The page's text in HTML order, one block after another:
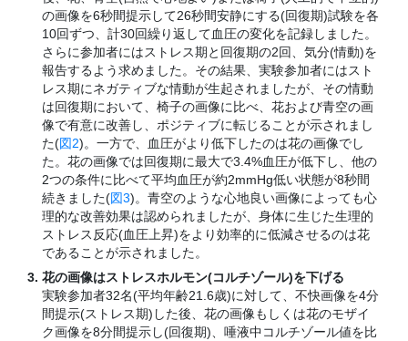
の画像を6秒間提示して26秒間安静にする(回復期)試験を各
10回ずつ、計30回繰り返して血圧の変化を記録しました。
さらに参加者にはストレス期と回復期の2回、気分(情動)を
報告するよう求めました。その結果、実験参加者にはスト
レス期にネガティブな情動が生起されましたが、その情動
は回復期において、椅子の画像に比べ、花および青空の画
像で有意に改善し、ポジティブに転じることが示されまし
た(図2)。一方で、血圧がより低下したのは花の画像でし
た。花の画像では回復期に最大で3.4%血圧が低下し、他の
2つの条件に比べて平均血圧が約2mmHg低い状態が8秒間
続きました(図3)。青空のような心地良い画像によっても心
理的な改善効果は認められましたが、身体に生じた生理的
ストレス反応(血圧上昇)をより効率的に低減させるのは花
であることが示されました。
花の画像はストレスホルモン(コルチゾール)を下げる
実験参加者32名(平均年齢21.6歳)に対して、不快画像を4分
間提示(ストレス期)した後、花の画像もしくは花のモザイ
ク画像を8分間提示し(回復期)、唾液中コルチゾール値を比